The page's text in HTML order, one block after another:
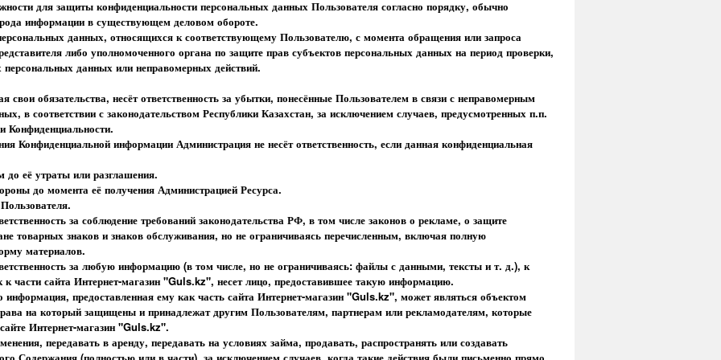
для защиты конфиденциальности персональных данных Пользователя согласно порядку, обычно
информации в существующем деловом обороте.
данных, относящихся к соответствующему Пользователю, с момента обращения или запроса
либо уполномоченного органа по защите прав субъектов персональных данных на период проверки,
данных или неправомерных действий.
обязательства, несёт ответственность за убытки, понесённые Пользователем в связи с неправомерным
в соответствии с законодательством Республики Казахстан, за исключением случаев, предусмотренных п.п.
Конфиденциальности.
Конфиденциальной информации Администрация не несёт ответственность, если данная конфиденциальная
её утраты или разглашения.
до момента её получения Администрацией Ресурса.
за соблюдение требований законодательства РФ, в том числе законов о рекламе, о защите
товарных знаков и знаков обслуживания, но не ограничиваясь перечисленным, включая полную
материалов.
за любую информацию (в том числе, но не ограничиваясь: файлы с данными, тексты и т. д.), к
к части сайта Интернет-магазин "Guls.kz", несет лицо, предоставившее такую информацию.
информация, предоставленная ему как часть сайта Интернет-магазин "Guls.kz", может являться объектом
на который защищены и принадлежат другим Пользователям, партнерам или рекламодателям, которые
Интернет-магазин "Guls.kz".
передавать в аренду, передавать на условиях займа, продавать, распространять или создавать